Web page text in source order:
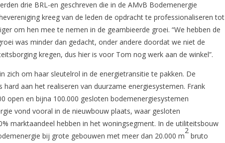
drie BRL-en geschreven die in de AMvB Bodemenergie
kreeg van de leden de opdracht te professionaliseren tot
om hen mee te nemen in de geambieerde groei. “We hebben de
was minder dan gedacht, onder andere doordat we niet de
kregen, dus hier is voor Tom nog werk aan de winkel”.
zich om haar sleutelrol in de energietransitie te pakken. De
aan het realiseren van duurzame energiesystemen. Frank
open en bijna 100.000 gesloten bodemenergiesystemen
vond vooral in de nieuwbouw plaats, waar gesloten
marktaandeel hebben in het woningsegment. In de utiliteitsbouw
bij grote gebouwen met meer dan 20.000 m
2
bruto